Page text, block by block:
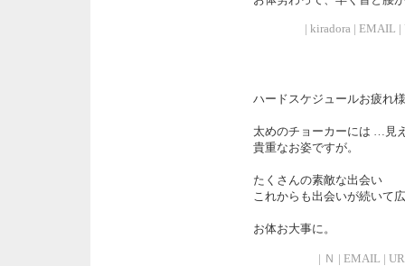
| kiradora | EMAIL |
ハードスケジュールお疲れ
太めのチョーカーには …見
貴重なお姿ですが。
たくさんの素敵な出会い
これからも出会いが続いて
お体お大事に。
| Ｎ | EMAIL |